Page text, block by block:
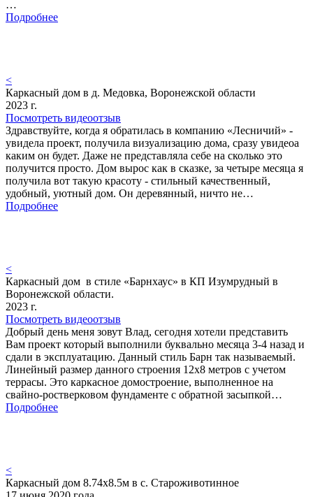
…
Подробнее
<
Каркасный дом в д. Медовка, Воронежской области
2023 г.
Посмотреть видеоотзыв
Здравствуйте, когда я обратилась в компанию «Лесничий» -
увидела проект, получила визуализацию дома, сразу увидеоа
каким он будет. Даже не представляла себе на сколько это
получится просто. Дом вырос как в сказке, за четыре месяца я
получила вот такую красоту - стильный качественный,
удобный, уютный дом. Он деревянный, ничто не…
Подробнее
<
Каркасный дом в стиле «Барнхаус» в КП Изумрудный в
Воронежской области.
2023 г.
Посмотреть видеоотзыв
Добрый день меня зовут Влад, сегодня хотели представить
Вам проект который выполнили буквально месяца 3-4 назад и
сдали в эксплуатацию. Данный стиль Барн так называемый.
Линейный размер данного строения 12х8 метров с учетом
террасы. Это каркасное домостроение, выполненное на
свайно-ростверковом фундаменте с обратной засыпкой…
Подробнее
<
Каркасный дом 8.74х8.5м в с. Староживотинное